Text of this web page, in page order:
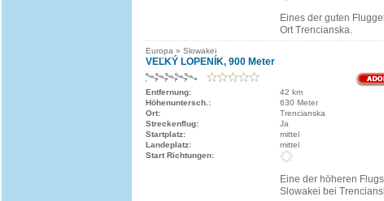
Eines der guten
Ort Trencianska.
Europa » Slowakei
VEĽKÝ LOPENÍK, 900 Meter
Entfernung:
42 km
Höhenuntersch.:
630 Meter
Ort:
Trencianska
Streckenflug:
Ja
Startplatz:
mittel
Landeplatz:
mittel
Start Richtungen:
Eine der höheren
Slowakei bei